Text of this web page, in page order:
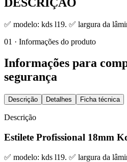
✅ modelo: kds l19. ✅ largura da
01 · Informações do produto
Informações para
segurança
Descrição Detalhes Ficha técnica
Descrição
Estilete Profissional 18mm
✅ modelo: kds l19. ✅ largura da